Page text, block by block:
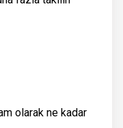
olarak ne kadar